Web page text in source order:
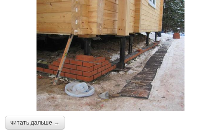
читать дальше →